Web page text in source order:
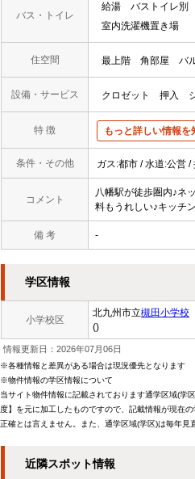
バス・トイレ
給湯 バストイレ別
室内洗濯機置き場
住空間 最上階 角部屋 バ
設備・サービス クロゼット 押入
特 徴 もっと詳しい情報を
条件・その他 ガス:都市 / 水道:公営 /
コメント
八幡駅が徒歩圏内♪ネ
料もうれしい♪キッチ
備 考 -
学区情報
小学校区
北九州市立槻田小学校
()
情報更新日：2026年07月06日
※各種情報と差異がある場合は現況優先となります
※物件情報の学区情報について
当サイト物件情報に記載されております通学区域(学
度】を元に加工したものですので、記載情報が現在
正確とは言えません。また、通学区域(学区)は毎年見
近隣スポット情報